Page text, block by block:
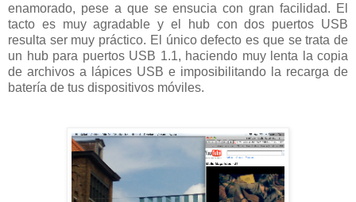
enamorado, pese a que se ensucia con gran facilidad. El
tacto es muy agradable y el hub con dos puertos USB
resulta ser muy práctico. El único defecto es que se trata de
un hub para puertos USB 1.1, haciendo muy lenta la copia
de archivos a lápices USB e imposibilitando la recarga de
batería de tus dispositivos móviles.